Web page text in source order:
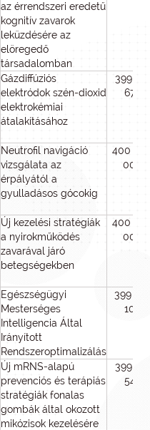
az érrendszeri eredetű
kognitív zavarok
leküzdésére az
elöregedő
társadalomban
Gázdiffúziós
elektródok szén-dioxid
elektrokémiai
átalakításához
399 174
676
Neutrofil navigáció
vizsgálata az
érpályától a
gyulladásos gócokig
400
000
Új kezelési stratégiák
a nyirokműködés
zavarával járó
betegségekben
400
000
Egészségügyi
Mesterséges
Intelligencia Által
Irányított
Rendszeroptimalizálás
399 328
104
Új mRNS-alapú
prevenciós és terápiás
stratégiák fonalas
gombák által okozott
mikózisok kezelésére
399 931
543